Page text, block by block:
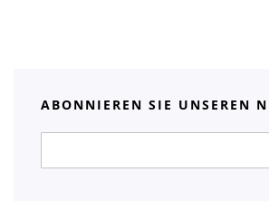
ABONNIEREN SIE UNSEREN
Newsletter: